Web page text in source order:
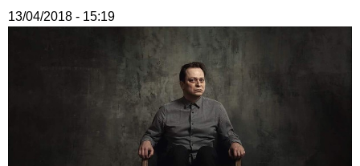
13/04/2018 - 15:19